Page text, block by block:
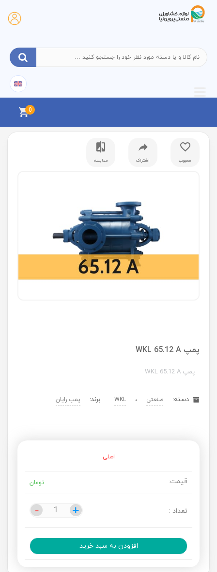
0
محبوب اشتراک مقایسه
پمپ WKL 65.12 A
پمپ WKL 65.12 A
دسته: صنعتی ، WKL برند: پمپ رایان
اصلی
قیمت: تومان
تعداد : +
- +
-
افزودن به سبد خرید